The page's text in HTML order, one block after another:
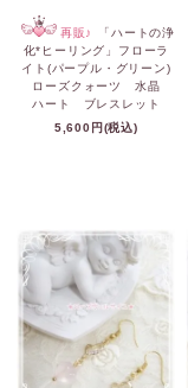
再販♪
「ハートの浄
化*ヒーリング」フローラ
イト(パープル・グリーン)
ローズクォーツ 水晶
ハート ブレスレット
5,600円(税込)